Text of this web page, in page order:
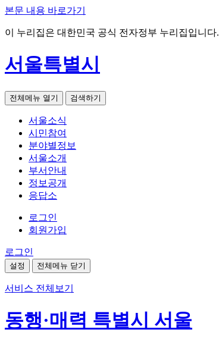
본문 내용 바로가기
이 누리집은 대한민국 공식 전자정부 누리집입니다.
서울특별시
전체메뉴 열기 검색하기
서울소식
시민참여
분야별정보
서울소개
부서안내
정보공개
응답소
로그인
회원가입
로그인
설정 전체메뉴 닫기
서비스 전체보기
동행·매력 특별시 서울